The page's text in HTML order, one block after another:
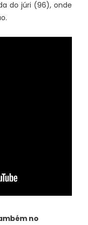
do júri (96), onde
no